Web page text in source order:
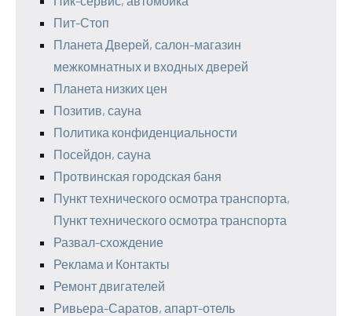
Пит-Стоп
Планета Дверей, салон-магазин
межкомнатных и входных дверей
Планета низких цен
Позитив, сауна
Политика конфиденциальности
Посейдон, сауна
Протвинская городская баня
Пункт технического осмотра транспорта,
Пункт технического осмотра транспорта
Развал-схождение
Реклама и Контакты
Ремонт двигателей
Ривьера-Саратов, апарт-отель